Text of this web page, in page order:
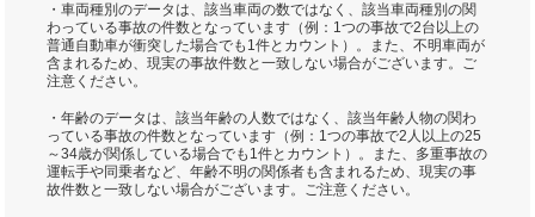
・車両種別のデータは、該当車両の数ではなく、該当車両種別の関
わっている事故の件数となっています（例：1つの事故で2台以上の
普通自動車が衝突した場合でも1件とカウント）。また、不明車両が
含まれるため、現実の事故件数と一致しない場合がございます。ご
注意ください。
・年齢のデータは、該当年齢の人数ではなく、該当年齢人物の関わ
っている事故の件数となっています（例：1つの事故で2人以上の25
～34歳が関係している場合でも1件とカウント）。また、多重事故の
運転手や同乗者など、年齢不明の関係者も含まれるため、現実の事
故件数と一致しない場合がございます。ご注意ください。